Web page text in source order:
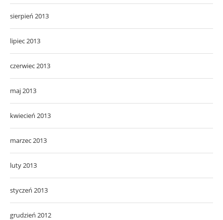
sierpień 2013
lipiec 2013
czerwiec 2013
maj 2013
kwiecień 2013
marzec 2013
luty 2013
styczeń 2013
grudzień 2012